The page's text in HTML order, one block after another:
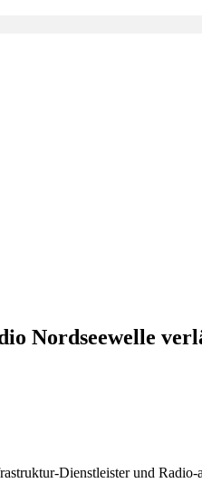
Nordseewelle
Dienstleister und